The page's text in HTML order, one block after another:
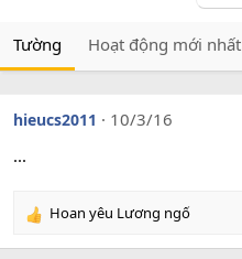
Tường Hoạt động mới nhất
hieucs2011
10/3/16
...
R
Hoan yêu Lương ngố